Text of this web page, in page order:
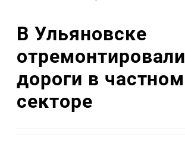
В Ульяновске
отремонтировали
дороги в частном
секторе